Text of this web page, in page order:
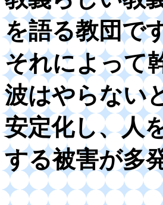
を語る教団で
それによって
波はやらない
安定化し、人
する被害が多